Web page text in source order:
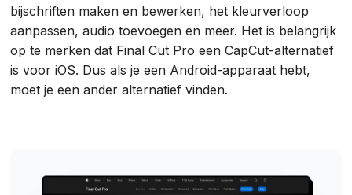
bijschriften maken en bewerken, het kleurverloop
aanpassen, audio toevoegen en meer. Het is belangrijk
op te merken dat Final Cut Pro een CapCut-alternatief
is voor iOS. Dus als je een Android-apparaat hebt,
moet je een ander alternatief vinden.